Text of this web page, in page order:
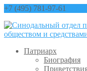
+7 (495) 781-97-61
Патриарх
Биография